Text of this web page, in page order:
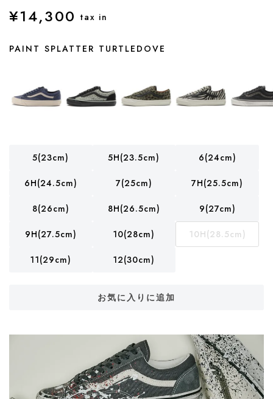
¥14,300 tax in
PAINT SPLATTER TURTLEDOVE
5(23cm) 5H(23.5cm) 6(24cm)
6H(24.5cm) 7(25cm) 7H(25.5cm)
8(26cm) 8H(26.5cm) 9(27cm)
9H(27.5cm) 10(28cm) 10H(28.5cm)
11(29cm) 12(30cm)
お気に入りに追加